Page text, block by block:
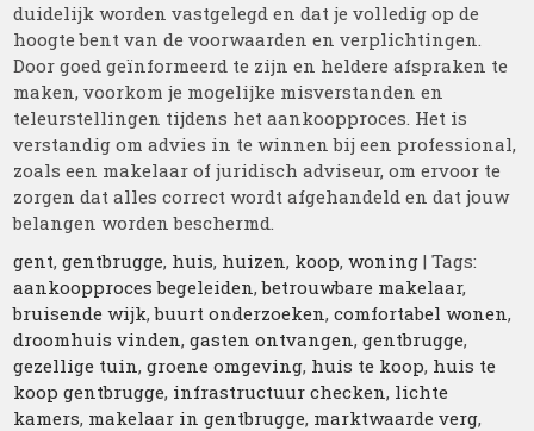
duidelijk worden vastgelegd en dat je volledig op de
hoogte bent van de voorwaarden en verplichtingen.
Door goed geïnformeerd te zijn en heldere afspraken te
maken, voorkom je mogelijke misverstanden en
teleurstellingen tijdens het aankoopproces. Het is
verstandig om advies in te winnen bij een professional,
zoals een makelaar of juridisch adviseur, om ervoor te
zorgen dat alles correct wordt afgehandeld en dat jouw
belangen worden beschermd.
gent,gentbrugge, huis, huizen, koop,woning | Tags:
aankoopproces begeleiden,betrouwbare makelaar,
bruisende wijk,buurt onderzoeken,comfortabel wonen,
droomhuis vinden,gasten ontvangen,gentbrugge,
gezellige tuin,groene omgeving, huis te koop, huis te
koop gentbrugge, infrastructuur checken, lichte
kamers, makelaar in gentbrugge, marktwaarde verg,